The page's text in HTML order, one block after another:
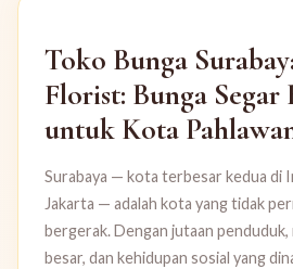
Toko Bunga
Florist: Bunga Segar
untuk Kota
Surabaya — kota terbesar kedua di
Jakarta — adalah kota yang tidak
bergerak. Dengan jutaan
besar, dan kehidupan sosial yang